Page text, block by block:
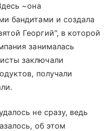
~она
бандитами и создала
Георгий", в которой
занималась
заключали
получали
не сразу, ведь
об этом